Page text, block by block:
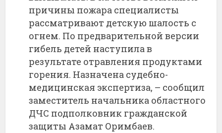
причины пожара специалисты
рассматривают детскую шалость с
огнем. По предварительной версии
гибель детей наступила в
результате отравления продуктами
горения. Назначена судебно-
медицинская экспертиза, – сообщил
заместитель начальника областного
ДЧС подполковник гражданской
защиты Азамат Оримбаев.